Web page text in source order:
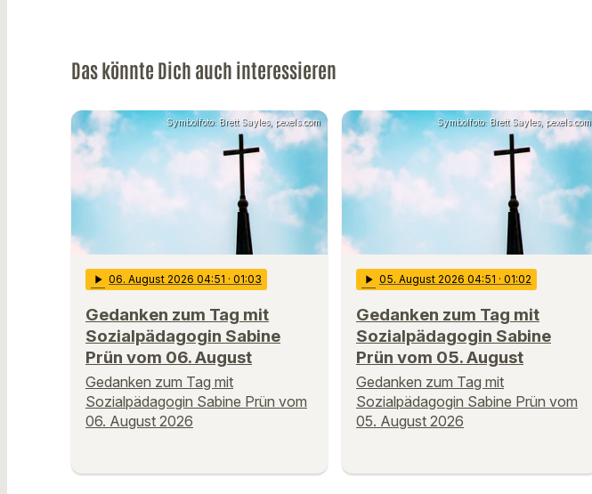
Das könnte Dich auch interessieren
Symbolfoto: Brett Sayles, pexels.com
play_arrow 06. August 2026 04:51 · 01:03
Gedanken zum Tag mit
Sozialpädagogin Sabine
Prün vom 06. August
Gedanken zum Tag mit
Sozialpädagogin Sabine Prün vom
06. August 2026
Symbolfoto: Brett Sayles, pexels.com
play_arrow 05. August 2026 04:51 · 01:02
Gedanken zum Tag mit
Sozialpädagogin Sabine
Prün vom 05. August
Gedanken zum Tag mit
Sozialpädagogin Sabine Prün vom
05. August 2026